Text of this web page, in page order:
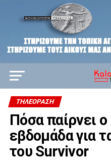
ΤΗΛΕΌΡΑΣΗ
Πόσα παίρνει
εβδομάδα για
του Survivor